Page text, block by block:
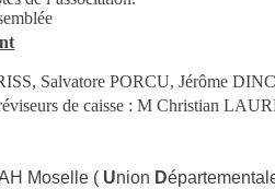
Salvatore PORCU, Jérôme
de caisse : M Christian
Moselle ( Union D